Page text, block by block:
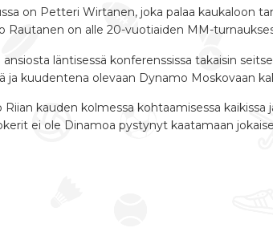
on Petteri Wirtanen, joka palaa kaukaloon
Rautanen on alle 20-vuotiaiden MM-
läntisessä konferenssissa takaisin
ja kuudentena olevaan Dynamo Moskovaan
kauden kolmessa kohtaamisessa
ei ole Dinamoa pystynyt kaatamaan